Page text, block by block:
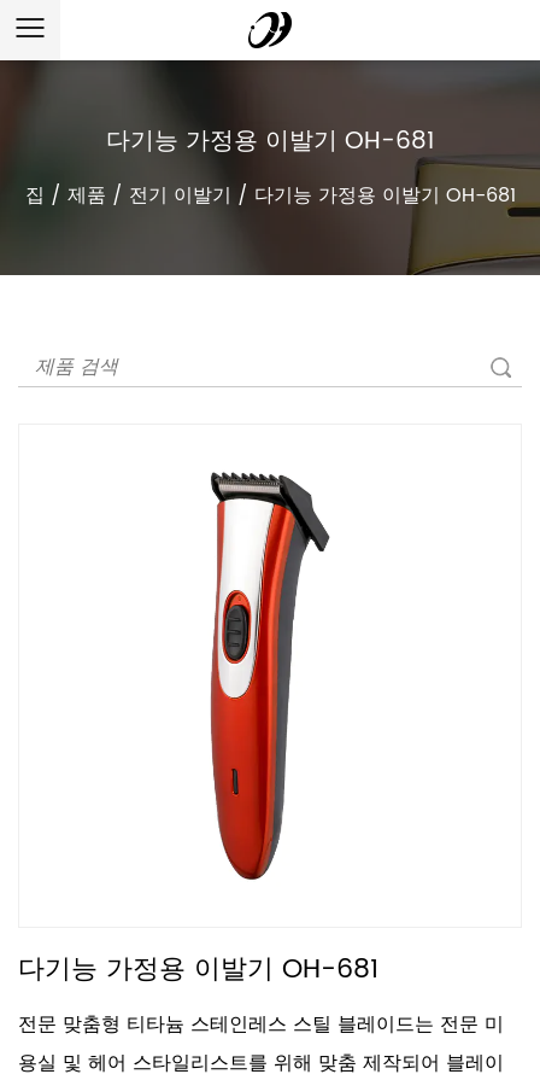
다기능 가정용 이발기 OH-681
집 / 제품 / 전기 이발기 / 다기능 가정용 이발기 OH-681
다기능 가정용 이발기 OH-681
전문 맞춤형 티타늄 스테인레스 스틸 블레이드는 전문 미
용실 및 헤어 스타일리스트를 위해 맞춤 제작되어 블레이